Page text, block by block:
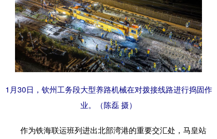
食品 人居 信息化 乡村振兴
溯源中国 城市 旅游 能源
会展 彩票 娱乐 时尚
悦读 公益 书画 一带一路
亚太网 上市公司 文化产业
地方频道
1月30日，钦州工务段大型养路机械在对拨接线路进行捣固作
业。（陈磊 摄）
作为铁海联运班列进出北部湾港的重要交汇处，马皇站